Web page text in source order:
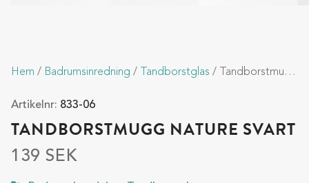
Hem / Badrumsinredning / Tandborstglas / Tandborstmugg Nature Svart
Artikelnr: 833-06
TANDBORSTMUGG NATURE SVART
139 SEK